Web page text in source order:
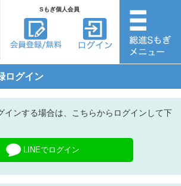
Sもぎ個人会員
ログイン
インする場合は、こちらからログインして下
LINEでログイン